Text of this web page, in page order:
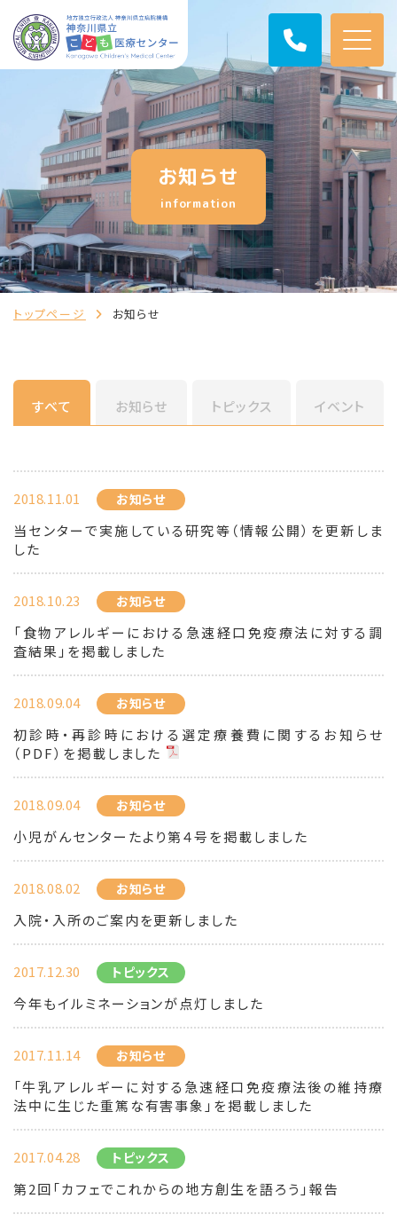
お知らせ
information
トップページ お知らせ
すべて お知らせ トピックス イベント
2018.11.01 お知らせ
当センターで実施している研究等（情報公開）を更新しま
した
2018.10.23 お知らせ
「食物アレルギーにおける急速経口免疫療法に対する調
査結果」を掲載しました
2018.09.04 お知らせ
初診時・再診時における選定療養費に関するお知らせ
（PDF）を掲載しました
2018.09.04 お知らせ
小児がんセンターたより第４号を掲載しました
2018.08.02 お知らせ
入院・入所のご案内を更新しました
2017.12.30 トピックス
今年もイルミネーションが点灯しました
2017.11.14 お知らせ
「牛乳アレルギーに対する急速経口免疫療法後の維持療
法中に生じた重篤な有害事象」を掲載しました
2017.04.28 トピックス
第2回「カフェでこれからの地方創生を語ろう」報告